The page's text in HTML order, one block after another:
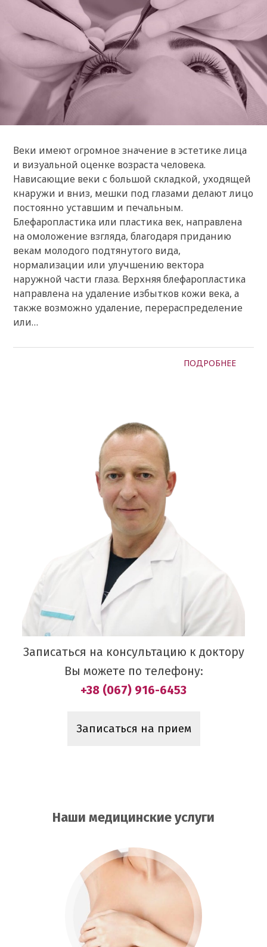
Веки имеют огромное значение в эстетике лица
и визуальной оценке возраста человека.
Нависающие веки с большой складкой, уходящей
кнаружи и вниз, мешки под глазами делают лицо
постоянно уставшим и печальным.
Блефаропластика или пластика век, направлена
на омоложение взгляда, благодаря приданию
векам молодого подтянутого вида,
нормализации или улучшению вектора
наружной части глаза. Верхняя блефаропластика
направлена на удаление избытков кожи века, а
также возможно удаление, перераспределение
или…
ПОДРОБНЕЕ
Записаться на консультацию к доктору
Вы можете по телефону:
+38 (067) 916-6453
Записаться на прием
Наши медицинские услуги